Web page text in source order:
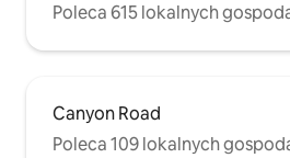
Poleca 615 lokalnych
Canyon Road
Poleca 109 lokalnych